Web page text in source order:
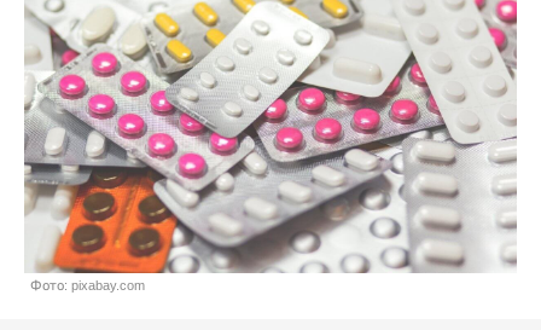
Фото: pixabay.com